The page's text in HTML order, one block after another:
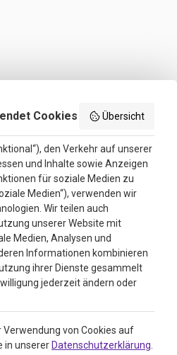
Cookies Übersicht
den Verkehr auf unserer
und Inhalte sowie Anzeigen
für soziale Medien zu
Medien“), verwenden wir
Wir teilen auch
unserer Website mit
Medien, Analysen und
Informationen kombinieren
ihrer Dienste gesammelt
jederzeit ändern oder
von Cookies auf
in unserer Datenschutzerklärung